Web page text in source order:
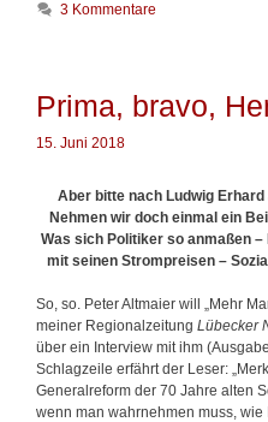
P
l
a
n
g
e
c
g
w
ö
e
r
3 Kommentare
Prima, bravo,
15. Juni 2018
Aber bitte nach Ludwig
Nehmen wir doch einmal ein
Was sich Politiker so anmaßen
mit seinen Strompreisen –
So, so. Peter Altmaier will „Mehr
meiner Regionalzeitung Lübecker
über ein Interview mit ihm
Schlagzeile erfährt der Leser:
Generalreform der 70 Jahre alten
wenn man wahrnehmen muss,